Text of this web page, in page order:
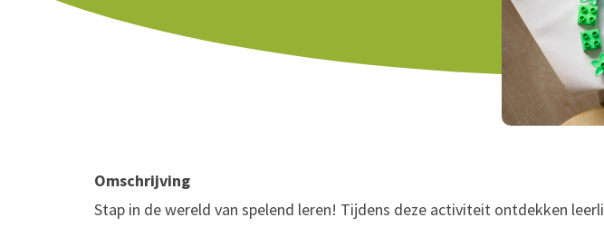
Omschrijving
Stap in de wereld van spelend leren! Tijdens deze activiteit ontdekken